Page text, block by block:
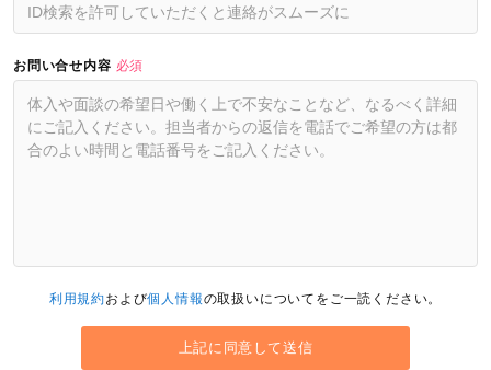
お問い合せ内容 必須
利用規約および個人情報の取扱いについてをご一読ください。